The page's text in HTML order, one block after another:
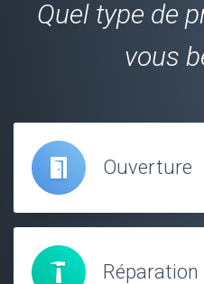
Quel type de
vous
Ouverture
Réparation